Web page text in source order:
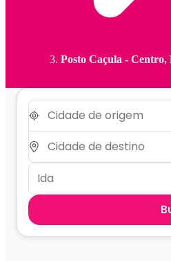
Posto Caçula - Centro,